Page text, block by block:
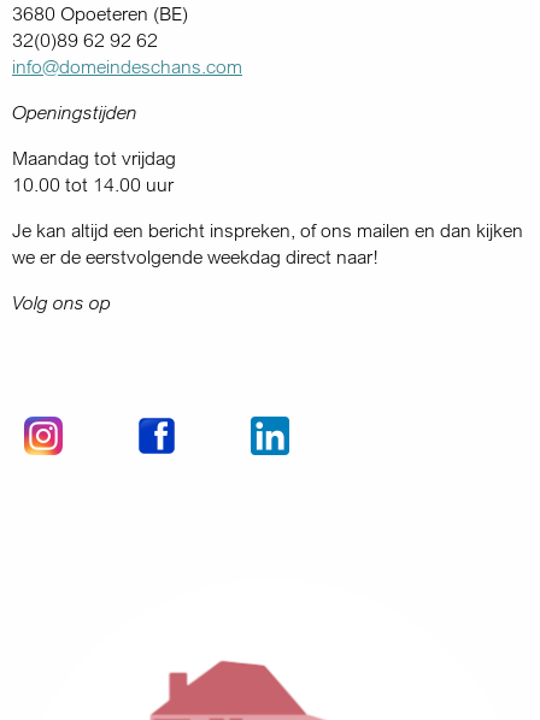
3680 Opoeteren (BE)
32(0)89 62 92 62
info@domeindeschans.com
Openingstijden
Maandag tot vrijdag
10.00 tot 14.00 uur
Je kan altijd een bericht inspreken, of ons mailen en dan kijken
we er de eerstvolgende weekdag direct naar!
Volg ons op